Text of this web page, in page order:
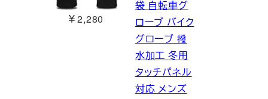
￥2,280
袋 自転車グ
ローブ バイク
グローブ 撥
水加工 冬用
タッチパネル
対応 メンズ